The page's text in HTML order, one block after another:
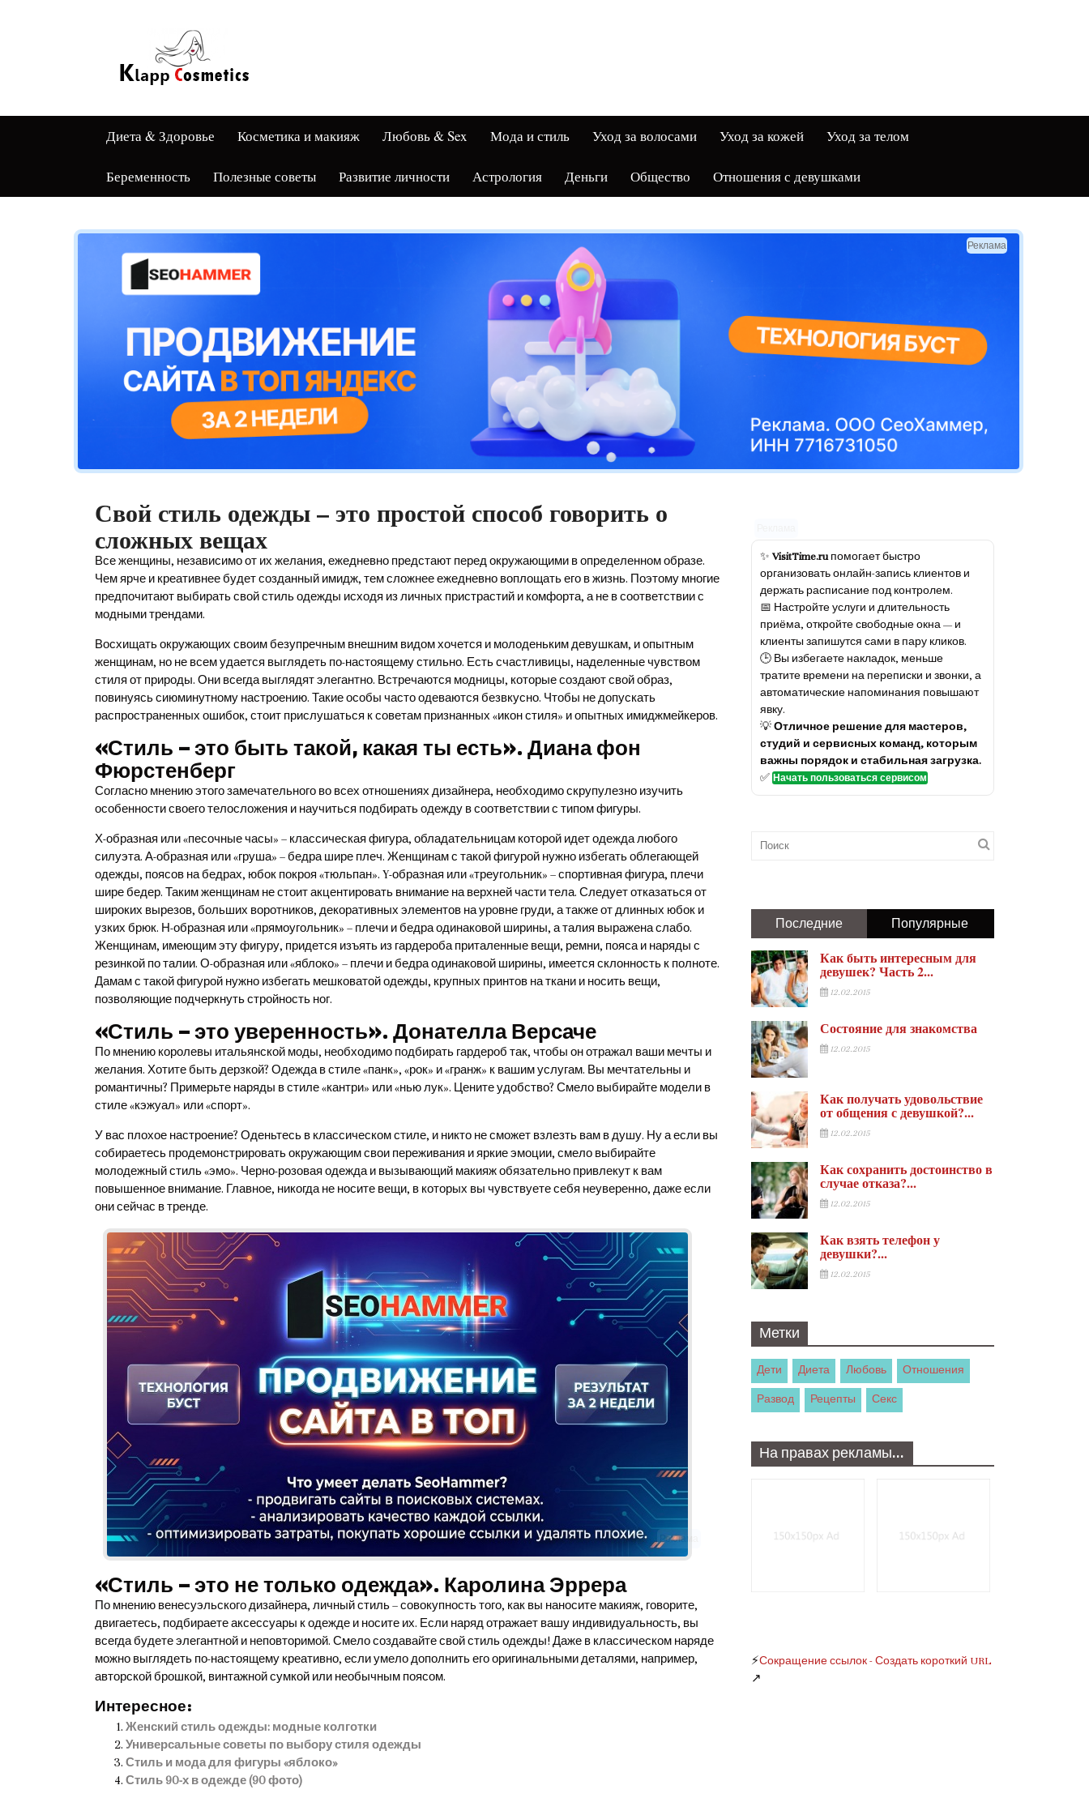
Диета & Здоровье Косметика и макияж Любовь & Sex Мода и стиль Уход за волосами Уход за кожей Уход за телом
Беременность Полезные советы Развитие личности Астрология Деньги Общество Отношения с девушками
Реклама
Свой стиль одежды – это простой способ говорить о
сложных вещах
Все женщины, независимо от их желания, ежедневно предстают перед окружающими в определенном образе.
Чем ярче и креативнее будет созданный имидж, тем сложнее ежедневно воплощать его в жизнь. Поэтому многие
предпочитают выбирать свой стиль одежды исходя из личных пристрастий и комфорта, а не в соответствии с
модными трендами.
Восхищать окружающих своим безупречным внешним видом хочется и молоденьким девушкам, и опытным
женщинам, но не всем удается выглядеть по-настоящему стильно. Есть счастливицы, наделенные чувством
стиля от природы. Они всегда выглядят элегантно. Встречаются модницы, которые создают свой образ,
повинуясь сиюминутному настроению. Такие особы часто одеваются безвкусно. Чтобы не допускать
распространенных ошибок, стоит прислушаться к советам признанных «икон стиля» и опытных имиджмейкеров.
«Стиль – это быть такой, какая ты есть». Диана фон
Фюрстенберг
Согласно мнению этого замечательного во всех отношениях дизайнера, необходимо скрупулезно изучить
особенности своего телосложения и научиться подбирать одежду в соответствии с типом фигуры.
Х-образная или «песочные часы» – классическая фигура, обладательницам которой идет одежда любого
силуэта. А-образная или «груша» – бедра шире плеч. Женщинам с такой фигурой нужно избегать облегающей
одежды, поясов на бедрах, юбок покроя «тюльпан». Y-образная или «треугольник» – спортивная фигура, плечи
шире бедер. Таким женщинам не стоит акцентировать внимание на верхней части тела. Следует отказаться от
широких вырезов, больших воротников, декоративных элементов на уровне груди, а также от длинных юбок и
узких брюк. Н-образная или «прямоугольник» – плечи и бедра одинаковой ширины, а талия выражена слабо.
Женщинам, имеющим эту фигуру, придется изъять из гардероба приталенные вещи, ремни, пояса и наряды с
резинкой по талии. О-образная или «яблоко» – плечи и бедра одинаковой ширины, имеется склонность к полноте.
Дамам с такой фигурой нужно избегать мешковатой одежды, крупных принтов на ткани и носить вещи,
позволяющие подчеркнуть стройность ног.
«Стиль – это уверенность». Донателла Версаче
По мнению королевы итальянской моды, необходимо подбирать гардероб так, чтобы он отражал ваши мечты и
желания. Хотите быть дерзкой? Одежда в стиле «панк», «рок» и «гранж» к вашим услугам. Вы мечтательны и
романтичны? Примерьте наряды в стиле «кантри» или «нью лук». Цените удобство? Смело выбирайте модели в
стиле «кэжуал» или «спорт».
У вас плохое настроение? Оденьтесь в классическом стиле, и никто не сможет взлезть вам в душу. Ну а если вы
собираетесь продемонстрировать окружающим свои переживания и яркие эмоции, смело выбирайте
молодежный стиль «эмо». Черно-розовая одежда и вызывающий макияж обязательно привлекут к вам
повышенное внимание. Главное, никогда не носите вещи, в которых вы чувствуете себя неуверенно, даже если
они сейчас в тренде.
Реклама
«Стиль – это не только одежда». Каролина Эррера
По мнению венесуэльского дизайнера, личный стиль – совокупность того, как вы наносите макияж, говорите,
двигаетесь, подбираете аксессуары к одежде и носите их. Если наряд отражает вашу индивидуальность, вы
всегда будете элегантной и неповторимой. Смело создавайте свой стиль одежды! Даже в классическом наряде
можно выглядеть по-настоящему креативно, если умело дополнить его оригинальными деталями, например,
авторской брошкой, винтажной сумкой или необычным поясом.
Интересное:
Женский стиль одежды: модные колготки
Универсальные советы по выбору стиля одежды
Стиль и мода для фигуры «яблоко»
Стиль 90-х в одежде (90 фото)
✨ VisitTime.ruпомогает быстро
организовать онлайн-запись клиентов и
держать расписание под контролем.
📅 Настройте услуги и длительность
приёма, откройте свободные окна — и
клиенты запишутся сами в пару кликов.
🕒 Вы избегаете накладок, меньше
тратите времени на переписки и звонки, а
автоматические напоминания повышают
явку.
💡Отличное решение для мастеров,
студий и сервисных команд, которым
важны порядок и стабильная загрузка.
✅ Начать пользоваться сервисом
Последние Популярные
Как быть интересным для
девушек? Часть 2...
12.02.2015
Состояние для знакомства
12.02.2015
Как получать удовольствие
от общения с девушкой?...
12.02.2015
Как сохранить достоинство в
случае отказа?...
12.02.2015
Как взять телефон у
девушки?...
12.02.2015
Метки
Дети Диета Любовь Отношения
Развод Рецепты Секс
На правах рекламы…
⚡Сокращение ссылок - Создать короткий URL
↗